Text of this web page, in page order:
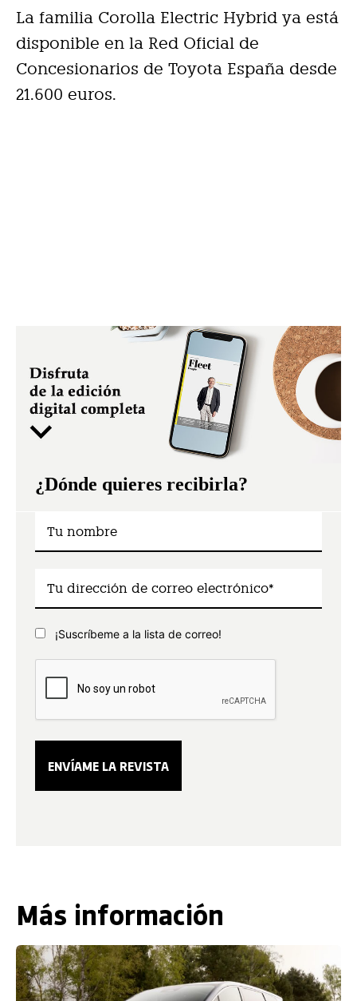
La familia Corolla Electric Hybrid ya está
disponible en la Red Oficial de
Concesionarios de Toyota España desde
21.600 euros.
¿Dónde quieres recibirla?
¡Suscríbeme a la lista de correo!
Más información